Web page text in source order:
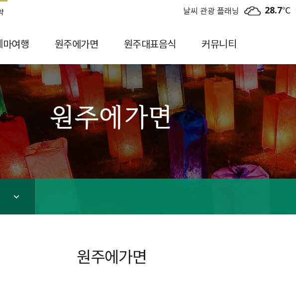
날씨 관광 플래닝 28.7℃
마여행 원주에가면 원주대표음식 커뮤니티
원주에가면
원주에가면